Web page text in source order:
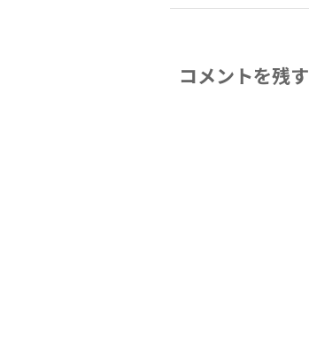
コメントを残す